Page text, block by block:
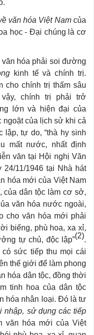
văn hóa Việt Namcủa
học - Đại chúng là cơ
hóa phải soi đường
kinh tế và chính trị.
cho chính trị thấm sâu
chính trị phải trở
lớn và hiện đại của
của lịch sử khi cả
lập, tự do, “thà hy sinh
mất nước, nhất định
văn tại Hội nghị Văn
24/11/1946 tại Nhà hát
hóa mới của Việt Nam
của dân tộc làm cơ sở,
văn hóa nước ngoài,
cho văn hóa mới phải
biếng, phù hoa, xa xỉ,
tự chủ, độc lập”(2).
sức tiếp thu mọi cái
thế giới để làm phong
hóa dân tộc, đồng thời
tinh hoa của dân tộc
hóa nhân loại. Đó là tư
nhập, sử dụng các tiếp
văn hóa mới của Việt